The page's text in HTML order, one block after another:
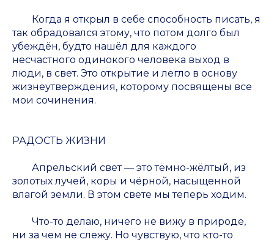
Когда я открыл в себе способность писать, я
так обрадовался этому, что потом долго был
убеждён, будто нашёл для каждого
несчастного одинокого человека выход в
люди, в свет. Это открытие и легло в основу
жизнеутверждения, которому посвящены все
мои сочинения.
РАДОСТЬ ЖИЗНИ
Апрельский свет — это тёмно-жёлтый, из
золотых лучей, коры и чёрной, насыщенной
влагой земли. В этом свете мы теперь ходим.
Что-то делаю, ничего не вижу в природе,
ни за чем не слежу. Но чувствую, что кто-то